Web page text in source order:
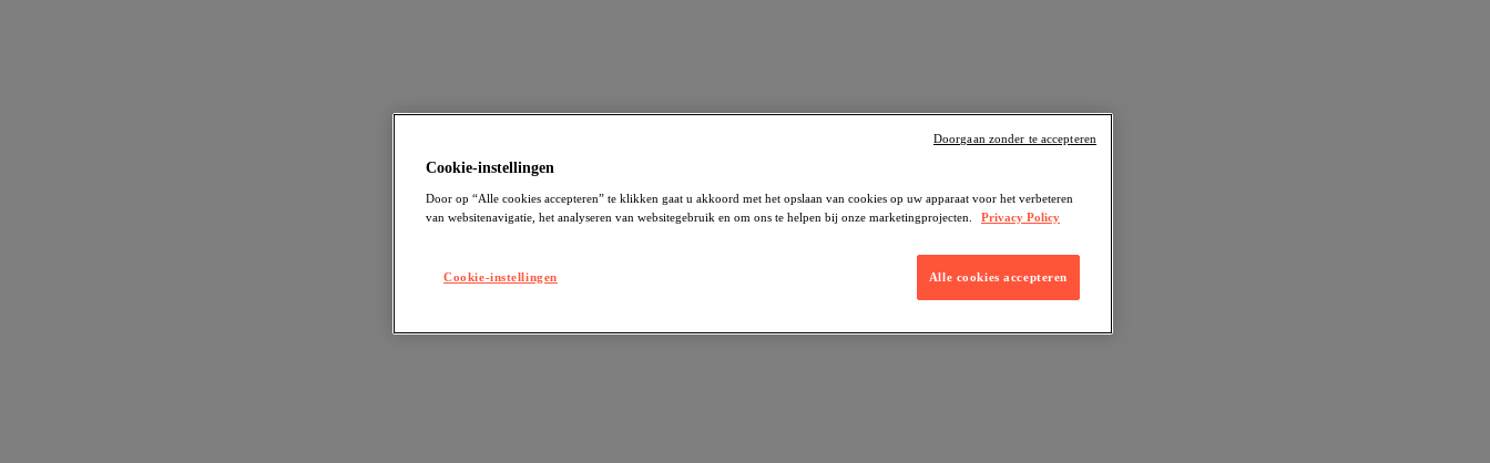
Cookie-instellingen
Door op “Alle cookies accepteren” te klikken gaat u akkoord met het opslaan van cookies op uw apparaat voor het verbeteren
van websitenavigatie, het analyseren van websitegebruik en om ons te helpen bij onze marketingprojecten.
Privacy Policy
Cookie-instellingen Alle cookies accepteren
Doorgaan zonder te accepteren